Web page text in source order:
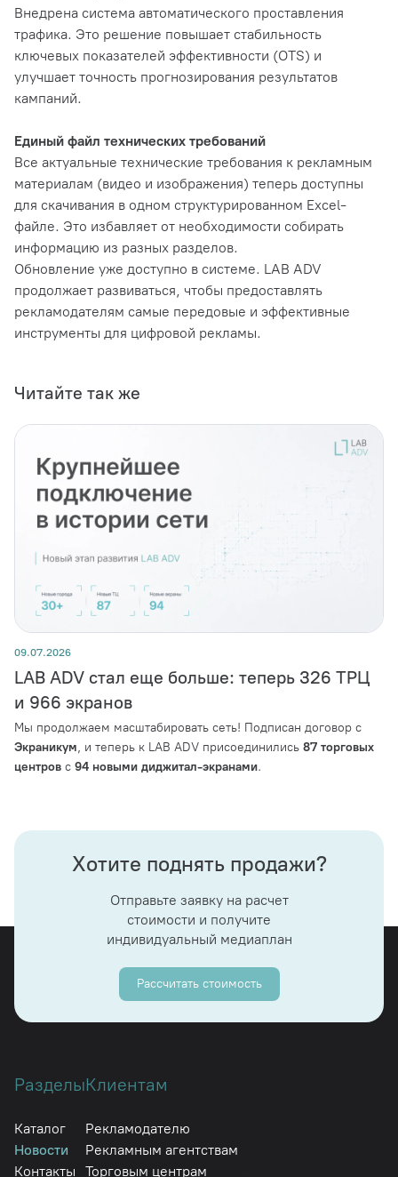
Внедрена система автоматического проставления
трафика. Это решение повышает стабильность
ключевых показателей эффективности (OTS) и
улучшает точность прогнозирования результатов
кампаний.
Единый файл технических требований
Все актуальные технические требования к рекламным
материалам (видео и изображения) теперь доступны
для скачивания в одном структурированном Excel-
файле. Это избавляет от необходимости собирать
информацию из разных разделов.
Обновление уже доступно в системе. LAB ADV
продолжает развиваться, чтобы предоставлять
рекламодателям самые передовые и эффективные
инструменты для цифровой рекламы.
Читайте так же
09.07.2026
LAB ADV стал еще больше: теперь 326 ТРЦ
и 966 экранов
Мы продолжаем масштабировать сеть! Подписан договор с
Экраникум, и теперь к LAB ADV присоединились 87 торговых
центров с 94 новыми диджитал-экранами.
Хотите поднять продажи?
Отправьте заявку на расчет
стоимости и получите
индивидуальный медиаплан
Рассчитать стоимость
Разделы
Каталог
Новости
Контакты
Клиентам
Рекламодателю
Рекламным агентствам
Торговым центрам